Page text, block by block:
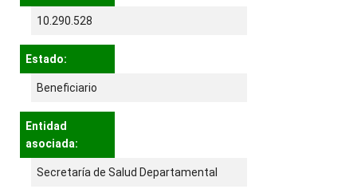
10.290.528
Estado:
Beneficiario
Entidad
asociada:
Secretaría de Salud Departamental